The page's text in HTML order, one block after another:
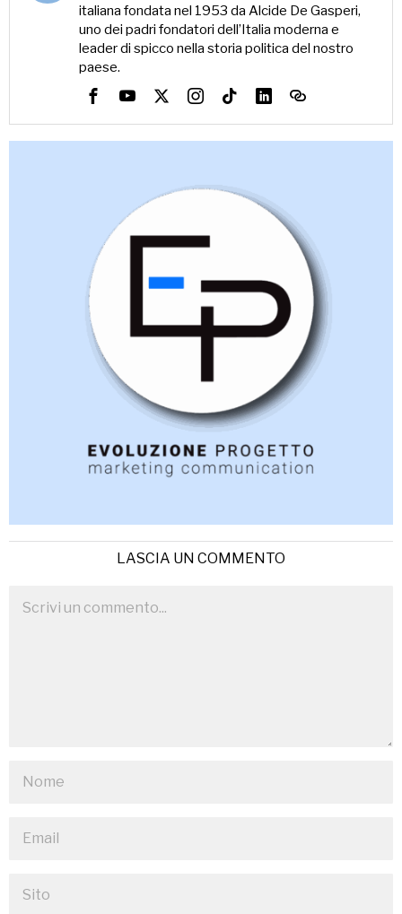
italiana fondata nel 1953 da Alcide De Gasperi,
uno dei padri fondatori dell’Italia moderna e
leader di spicco nella storia politica del nostro
paese.
LASCIA UN COMMENTO